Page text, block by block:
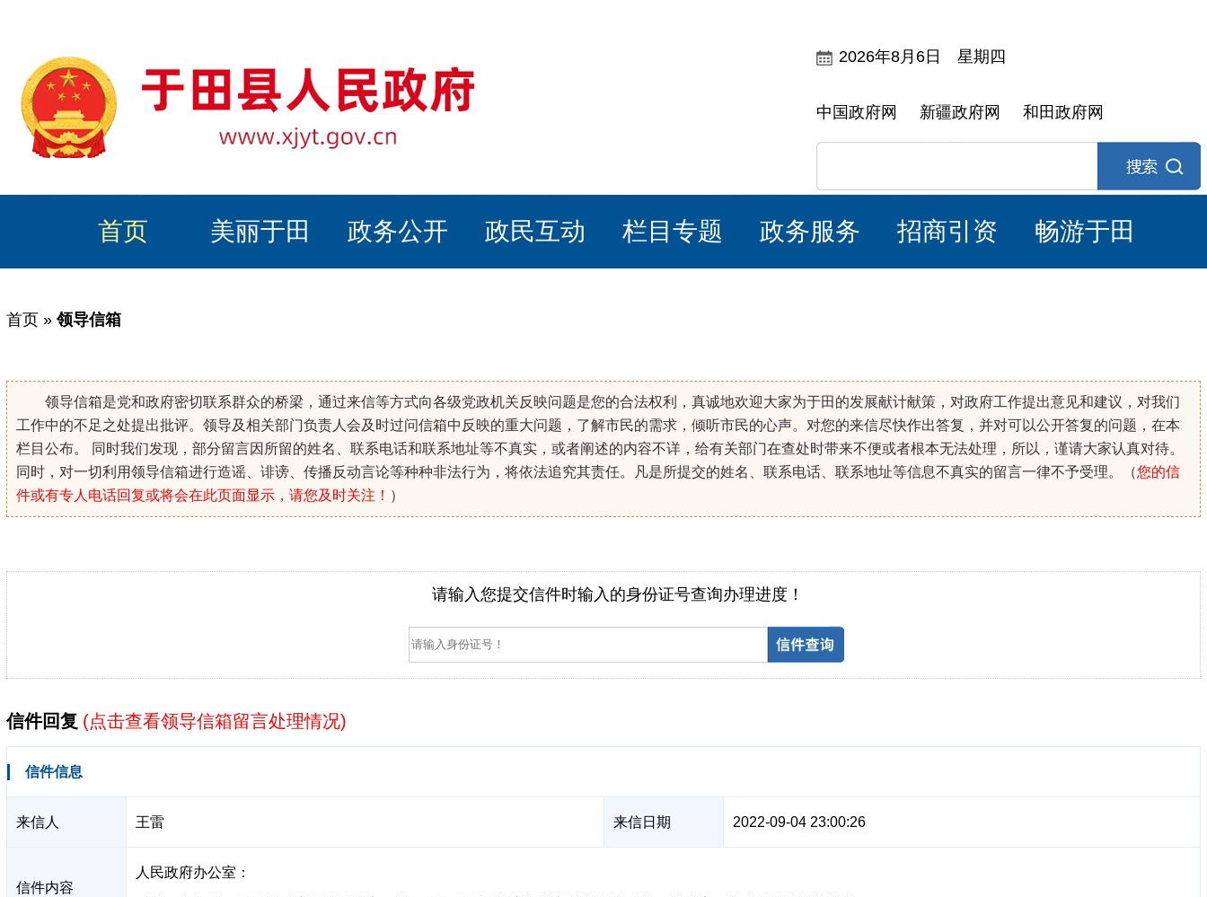
2026年8月6日 星期四
中国政府网 新疆政府网 和田政府网
首页 美丽于田 政务公开 政民互动 栏目专题 政务服务 招商引资 畅游于田
首页 »领导信箱
领导信箱是党和政府密切联系群众的桥梁，通过来信等方式向各级党政机关反映问题是您的合法权利，真诚地欢迎大家为于田的发展献计献策，对政府工作提出意见和建议，对我们
工作中的不足之处提出批评。领导及相关部门负责人会及时过问信箱中反映的重大问题，了解市民的需求，倾听市民的心声。对您的来信尽快作出答复，并对可以公开答复的问题，在本
栏目公布。 同时我们发现，部分留言因所留的姓名、联系电话和联系地址等不真实，或者阐述的内容不详，给有关部门在查处时带来不便或者根本无法处理，所以，谨请大家认真对待。
同时，对一切利用领导信箱进行造谣、诽谤、传播反动言论等种种非法行为，将依法追究其责任。凡是所提交的姓名、联系电话、联系地址等信息不真实的留言一律不予受理。（您的信
件或有专人电话回复或将会在此页面显示，请您及时关注！ ）
请输入您提交信件时输入的身份证号查询办理进度！
信件回复 (点击查看领导信箱留言处理情况)
信件信息
来信人 王雷 来信日期 2022-09-04 23:00:26
信件内容
人民政府办公室：